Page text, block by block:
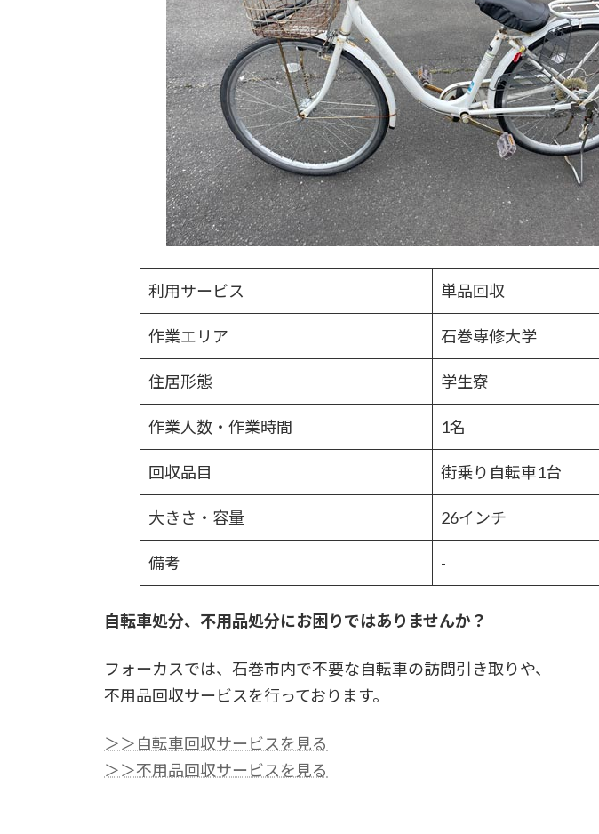
利用サービス 単品回収
作業エリア 石巻専修大学
住居形態 学生寮
作業人数・作業時間 1名
回収品目 街乗り自転車1台
大きさ・容量 26インチ
備考 -
自転車処分、不用品処分にお困りではありませんか？
フォーカスでは、石巻市内で不要な自転車の訪問引き取りや、
不用品回収サービスを行っております。
＞＞自転車回収サービスを見る
＞＞不用品回収サービスを見る